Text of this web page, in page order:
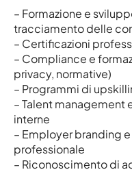
– Formazione e
tracciamento delle
– Certificazioni
– Compliance e
privacy, normative)
– Programmi di
– Talent
interne
– Employer branding
professionale
– Riconoscimento di